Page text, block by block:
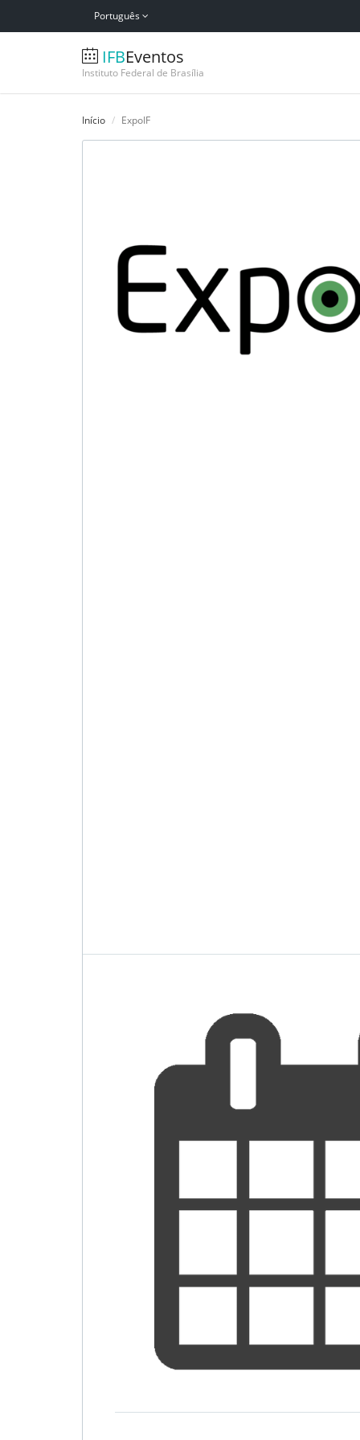
Português
IFBEventos
Instituto Federal de Brasília
Início ExpoIF